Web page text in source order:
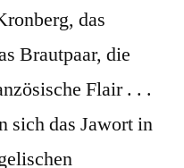
das
Brautpaar, die
Flair . . .
sich das Jawort in